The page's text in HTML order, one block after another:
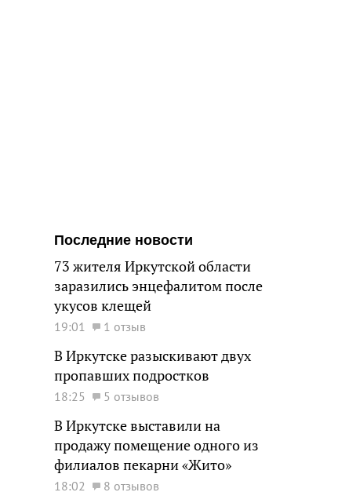
Последние новости
73 жителя Иркутской области
заразились энцефалитом после
укусов клещей
19:01 1 отзыв
В Иркутске разыскивают двух
пропавших подростков
18:25 5 отзывов
В Иркутске выставили на
продажу помещение одного из
филиалов пекарни «Жито»
18:02 8 отзывов